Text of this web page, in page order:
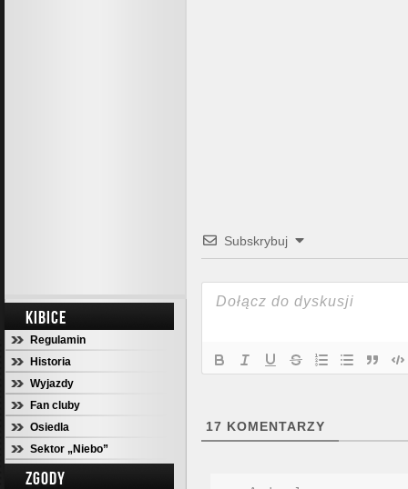
KIBICE
Regulamin
Historia
Wyjazdy
Fan cluby
Osiedla
Sektor „Niebo”
ZGODY
Subskrybuj
17 KOMENTARZY